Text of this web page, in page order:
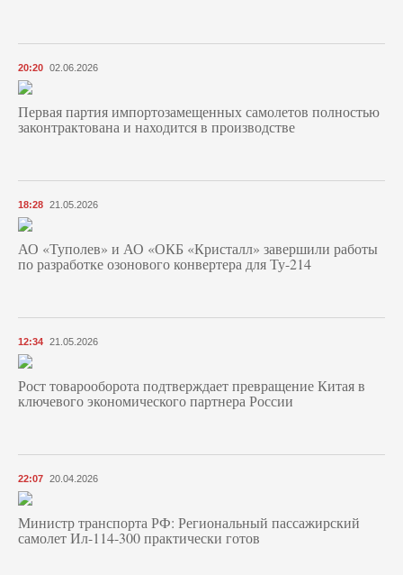
20:20 02.06.2026
Первая партия импортозамещенных самолетов полностью
законтрактована и находится в производстве
18:28 21.05.2026
АО «Туполев» и АО «ОКБ «Кристалл» завершили работы
по разработке озонового конвертера для Ту-214
12:34 21.05.2026
Рост товарооборота подтверждает превращение Китая в
ключевого экономического партнера России
22:07 20.04.2026
Министр транспорта РФ: Региональный пассажирский
самолет Ил-114-300 практически готов